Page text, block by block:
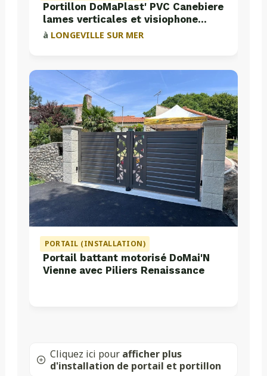
Portillon DoMaPlast' PVC Canebiere
lames verticales et visiophone
Aiphone
à LONGEVILLE SUR MER
PORTAIL (INSTALLATION)
Portail battant motorisé DoMai'N
Vienne avec Piliers Renaissance
Cliquez ici pour afficher plus
d'installation de portail et portillon